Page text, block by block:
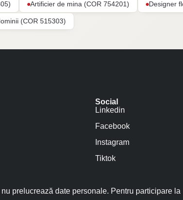
Artificier de mina (COR 754201) Designer
(COR 515303)
Social
Linkedin
Facebook
Instagram
Tiktok
prelucrează date personale. Pentru participare la